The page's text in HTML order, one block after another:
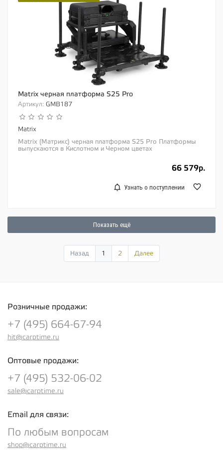
Matrix черная платформа S25 Pro
Артикул: GMB187
Matrix
Matrix (Матрикс) черная платформа S25 Pro Платформы
выпускаются в Кислотном и Черном цветах
66 579р.
Узнать о поступлении
Показать ещё
Назад 1 2 Далее
Розничные продажи:
+7 (495) 664-67-94
hit@carptime.ru
Оптовые продажи:
+7 (495) 532-06-02
sale@carptime.ru
Email для связи:
По любым вопросам
shop@carptime.ru